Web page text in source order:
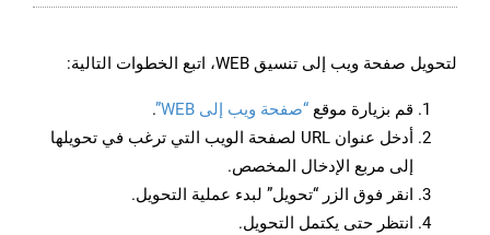
لتحويل صفحة ويب إلى تنسيق WEB، اتبع الخطوات التالية:
قم بزيارة موقع “صفحة ويب إلى WEB”
.
أدخل عنوان URL لصفحة الويب التي ترغب في تحويلها
إلى مربع الإدخال المخصص.
انقر فوق الزر “تحويل” لبدء عملية التحويل.
انتظر حتى يكتمل التحويل.